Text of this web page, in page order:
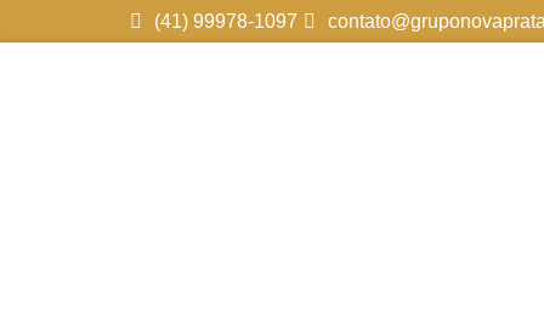
(41) 99978-1097